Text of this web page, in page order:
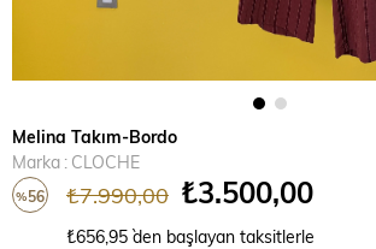
Melina Takım-Bordo
Marka : CLOCHE
%56 ₺7.990,00 ₺3.500,00
₺656,95 `den başlayan taksitlerle